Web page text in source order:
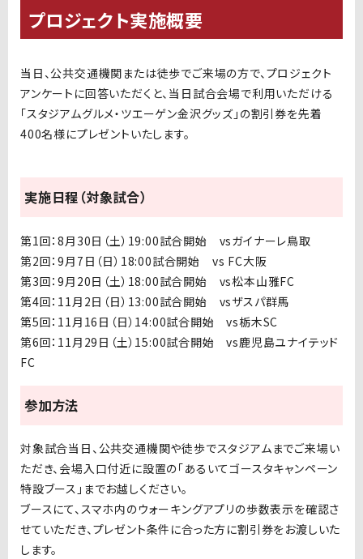
プロジェクト実施概要
当日、公共交通機関または徒歩でご来場の方で、プロジェクト
アンケートに回答いただくと、当日試合会場で利用いただける
「スタジアムグルメ・ツエーゲン金沢グッズ」の割引券を先着
400名様にプレゼントいたします。
実施日程（対象試合）
第1回：8月30日（土）19:00試合開始 vsガイナーレ鳥取
第2回：9月7日（日）18:00試合開始 vs FC大阪
第3回：9月20日（土）18:00試合開始 vs松本山雅FC
第4回：11 月2日（日）13:00試合開始 vsザスパ群馬
第5回：11 月16日（日）14:00試合開始vs栃木SC
第6回：11 月29日（土）15:00試合開始vs鹿児島ユナイテッド
FC
参加方法
対象試合当日、公共交通機関や徒歩でスタジアムまでご来場い
ただき、会場入口付近に設置の「あるいてゴースタキャンペーン
特設ブース」までお越しください。
ブースにて、スマホ内のウォーキングアプリの歩数表示を確認さ
せていただき、プレゼント条件に合った方に割引券をお渡しいた
します。